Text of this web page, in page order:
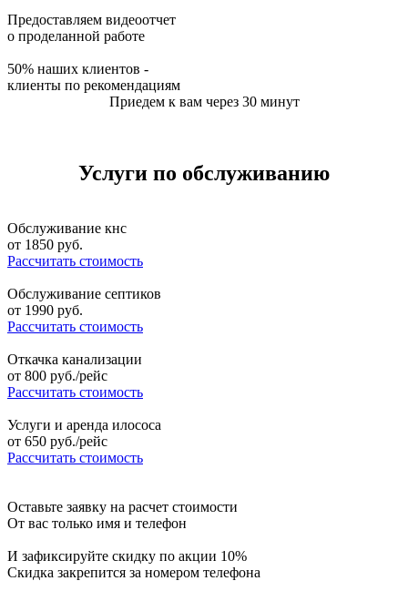
Предоставляем видеоотчет
о проделанной работе
50% наших клиентов -
клиенты по рекомендациям
Приедем к вам через 30 минут
Услуги по обслуживанию
Обслуживание кнс
от 1850 руб.
Рассчитать стоимость
Обслуживание септиков
от 1990 руб.
Рассчитать стоимость
Откачка канализации
от 800 руб./рейс
Рассчитать стоимость
Услуги и аренда илососа
от 650 руб./рейс
Рассчитать стоимость
Оставьте заявку на расчет стоимости
От вас только имя и телефон
И зафиксируйте скидку по акции 10%
Скидка закрепится за номером телефона